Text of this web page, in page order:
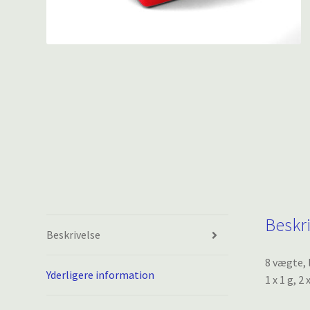
Beskrivelse
Yderligere information
8 vægte,
1 x 1 g, 2